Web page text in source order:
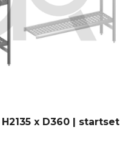
x D360 | startset